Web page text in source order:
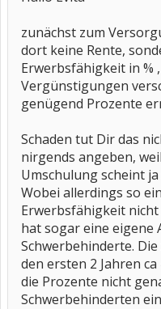
zunächst zum
dort keine Rente,
Erwerbsfähigkeit in %
Vergünstigungen
genügend Prozente
Schaden tut Dir das
nirgends angeben,
Umschulung scheint
Wobei allerdings so
Erwerbsfähigkeit
hat sogar eine eigene
Schwerbehinderte.
den ersten 2 Jahren
die Prozente nicht
Schwerbehinderten